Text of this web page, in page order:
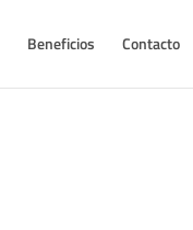
Beneficios Contacto